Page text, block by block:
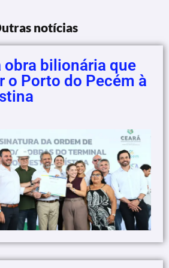
notícias
obra bilionária que
o Porto do Pecém à